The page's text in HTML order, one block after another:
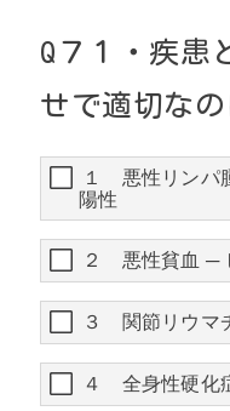
Q ７１・ 疾患
せで適切なの
１ 悪性リンパ
陽性
２ 悪性貧血 ─
３ 関節リウマ
４ 全身性硬化